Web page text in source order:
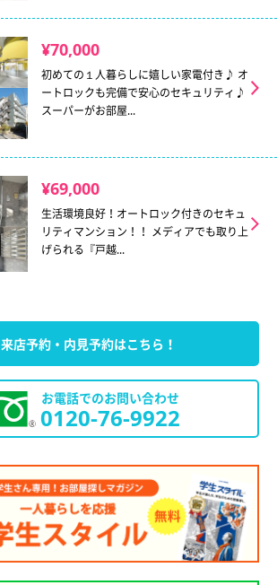
¥70,000
初めての１人暮らしに嬉しい家電付き♪ オ
ートロックも完備で安心のセキュリティ♪
スーパーがお部屋...
¥69,000
生活環境良好！オートロック付きのセキュ
リティマンション！！ メディアでも取り上
げられる『戸越...
来店予約・内見予約はこちら！
お電話でのお問い合わせ
0120-76-9922